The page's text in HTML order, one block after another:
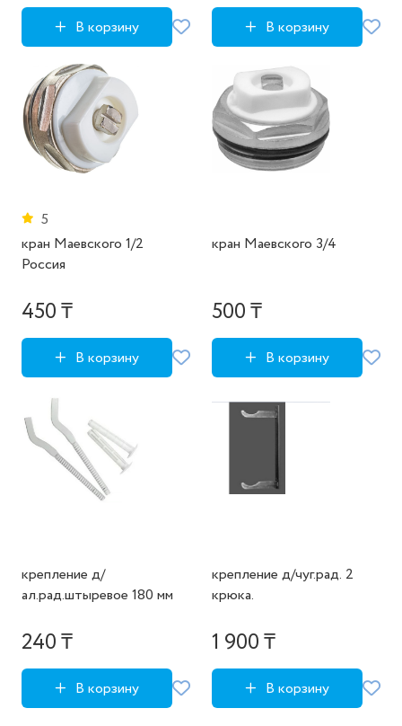
В корзину В корзину
5
кран Маевского 1/2
Россия
450 ₸
В корзину
кран Маевского 3/4
500 ₸
В корзину
крепление д/
ал.рад.штыревое 180 мм
240 ₸
В корзину
крепление д/чуг.рад. 2
крюка.
1 900 ₸
В корзину